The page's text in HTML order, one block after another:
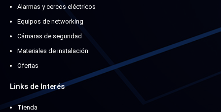
Alarmas y cercos eléctricos
Equipos de networking
Cámaras de seguridad
Materiales de instalación
Ofertas
Links de Interés
Tienda